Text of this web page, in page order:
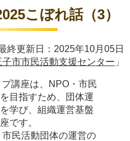
こぼれ話（3）
更新日：2025年10月05日
子市市民活動支援センター 」
講座は、NPO・市民
目指すため、団体運
学び、組織運営基盤
です。
民活動団体の運営の